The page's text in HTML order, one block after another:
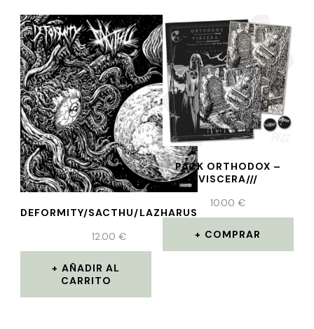
DEFORMITY/SACTHU/LAZHARUS
12.00 €
AÑADIR AL
CARRITO
PACK ORTHODOX –
VISCERA///
10.00€
COMPRAR